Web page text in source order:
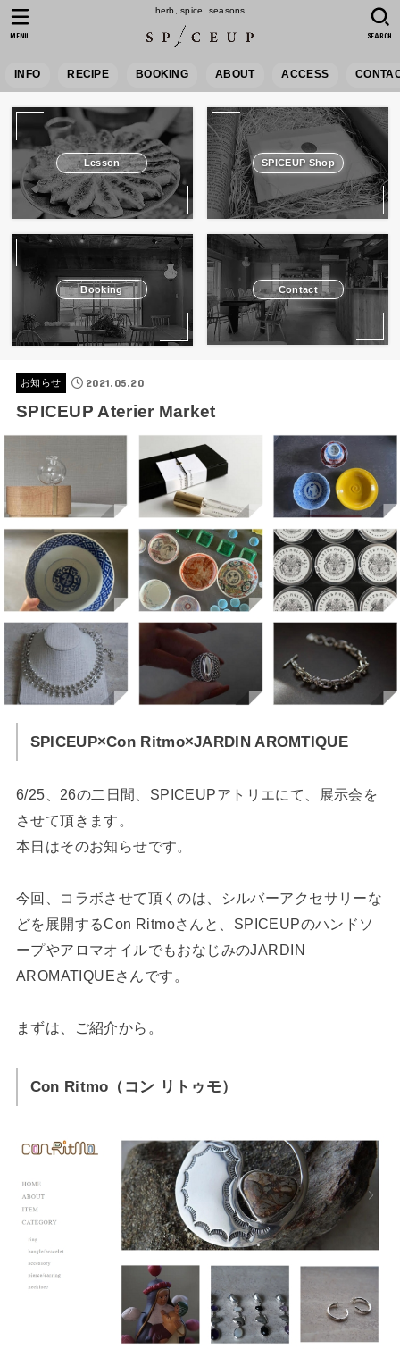
herb, spice, seasons
INFO RECIPE BOOKING ABOUT ACCESS
SEARCH
MENU
Lesson SPICEUP Shop
Booking Contact
お知らせ 2021.05.20
SPICEUP Aterier Market
SPICEUP×Con Ritmo×JARDIN AROMTIQUE
6/25、26の二日間、SPICEUPアトリエにて、展示会を
させて頂きます。
本日はそのお知らせです。
今回、コラボさせて頂くのは、シルバーアクセサリーな
どを展開するCon Ritmoさんと、SPICEUPのハンドソ
ープやアロマオイルでもおなじみのJARDIN
AROMATIQUEさんです。
まずは、ご紹介から。
Con Ritmo（コン リトゥモ）